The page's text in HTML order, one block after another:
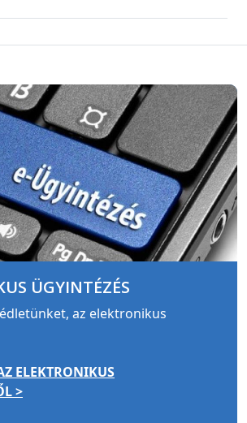
ÜGYINTÉZÉS
az elektronikus
ELEKTRONIKUS
>